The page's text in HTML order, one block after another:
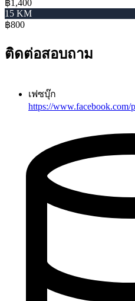
฿1,400
15 KM
฿800
ติดต่อสอบถาม
เฟซบุ๊ก
https://www.facebook.com/